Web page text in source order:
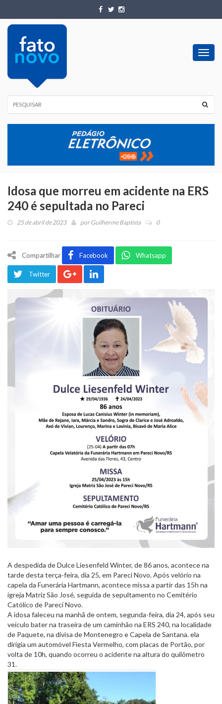
Idosa que morreu em acidente na ERS
240 é sepultada no Pareci
25 de abril de 2023 porGuilherme Baptista 0
Compartilhar Facebook Whatsapp
Twitter
A despedida de Dulce Liesenfeld Winter, de 86 anos, acontece na
tarde desta terça-feira, dia 25, em Pareci Novo. Após velório na
capela da Funerária Hartmann, acontece missa a partir das 15h na
igreja Matriz São José, seguida de sepultamento no Cemitério
Católico de Pareci Novo.
A idosa faleceu na manhã de ontem, segunda-feira, dia 24, após seu
veículo bater na traseira de um caminhão na ERS 240, na localidade
de Paquete, na divisa de Montenegro e Capela de Santana. ela
dirigia um automóvel Fiesta Vermelho, com placas de Portão, por
volta de 10h, quando ocorreu o acidente na altura do quilômetro
31.